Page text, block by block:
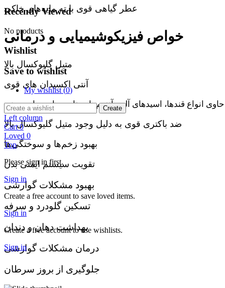
عطر گیاهی قوی با ته مایه‌های خاکی
خواص فیزیکوشیمیایی و درمانی
متیل گلیوکسال بالا
آنتی اکسیدان های قوی
حاوی انواع قندها، اسیدهای آلی، آنزیم‌ها، ویتامین‌ها و مواد معدنی
ضد باکتری قوی به دلیل وجود متیل گلیوکسال بالا
بهبود زخم‌ها و سوختگی‌ها
تقویت سیستم ایمنی بدن
بهبود مشکلات گوارشی
تسکین گلودرد و سرفه
بهداشت دهان و دندان
درمان مشکلات گوارشی
جلوگیری از بروز سرطان
Recently Viewed
No products
Wishlist
Save to wishlist
My wishlist (0)
Create
Left column
Cart 0
Loved 0
Top
Please sign in first.
Sign in
Create a free account to save loved items.
Sign in
Create a free account to use wishlists.
Sign in